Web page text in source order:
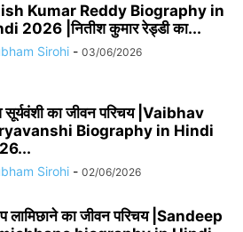
Kumar Reddy Biography in
2026 |नितीश कुमार रेड्डी का...
Sirohi - 03/06/2026
सूर्यवंशी का जीवन परिचय |Vaibhav
Biography in Hindi
Sirohi - 02/06/2026
लामिछाने का जीवन परिचय |Sandeep